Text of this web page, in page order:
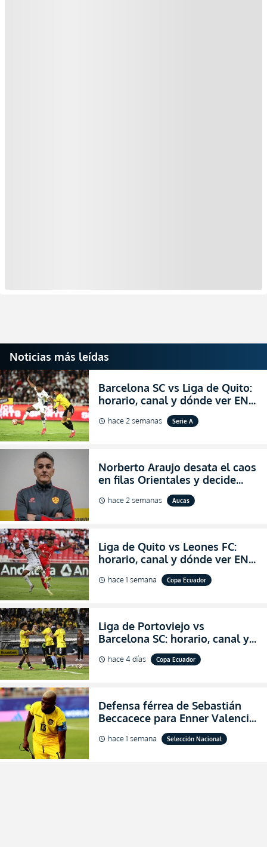
Noticias más leídas
Barcelona SC vs Liga de Quito:
horario, canal y dónde ver EN
VIVO la Fecha 22 de la LigaPro
2026
schedule hace 2 semanas Serie A
Norberto Araujo desata el caos
en filas Orientales y decide
abandonar la dirección técnica
de Aucas
schedule hace 2 semanas Aucas
Liga de Quito vs Leones FC:
horario, canal y dónde ver EN
VIVO los octavos de final de la
Copa Ecuador 2026
schedule hace 1 semana Copa Ecuador
Liga de Portoviejo vs
Barcelona SC: horario, canal y
dónde ver EN VIVO los octavos
de final de la Copa Ecuador
schedule hace 4 días Copa Ecuador
Defensa férrea de Sebastián
Beccacece para Enner Valencia
al indicar que era el hombre
indicado para Ecuador
schedule hace 1 semana Selección Nacional